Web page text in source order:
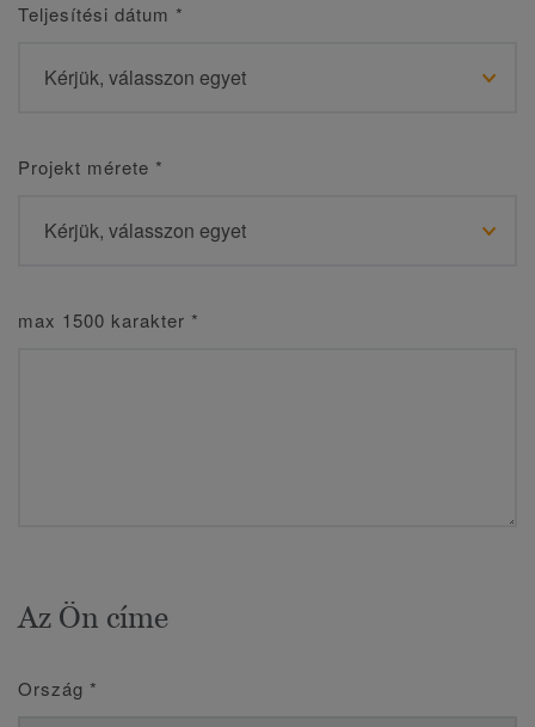
Teljesítési dátum *
Projekt mérete *
max 1500 karakter *
Az Ön címe
Ország *